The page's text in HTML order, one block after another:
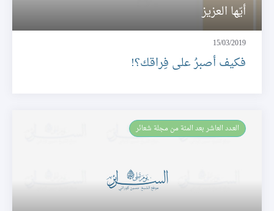
أيّها العزيز
15/03/2019
فكيف أصبرُ على فِراقك؟!
العـدد العاشر بعد المئة من مجلة شعائر